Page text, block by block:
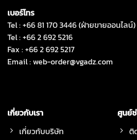
เบอร์โทร
Tel : +66 81 170 3446 (ฝ่ายขายออนไลน์)
Tel : +66 2 692 5216
Fax : +66 2 692 5217
Email :web-order@vgadz.com
เกี่ยวกับเรา
เกี่ยวกับบริษัท
ศูนย์
ติ